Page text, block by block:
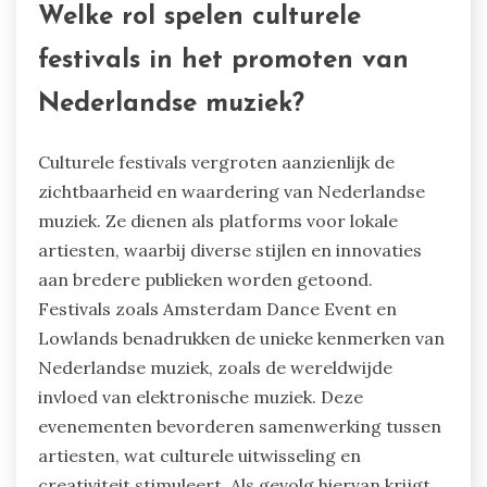
Welke rol spelen culturele
festivals in het promoten van
Nederlandse muziek?
Culturele festivals vergroten aanzienlijk de
zichtbaarheid en waardering van Nederlandse
muziek. Ze dienen als platforms voor lokale
artiesten, waarbij diverse stijlen en innovaties
aan bredere publieken worden getoond.
Festivals zoals Amsterdam Dance Event en
Lowlands benadrukken de unieke kenmerken van
Nederlandse muziek, zoals de wereldwijde
invloed van elektronische muziek. Deze
evenementen bevorderen samenwerking tussen
artiesten, wat culturele uitwisseling en